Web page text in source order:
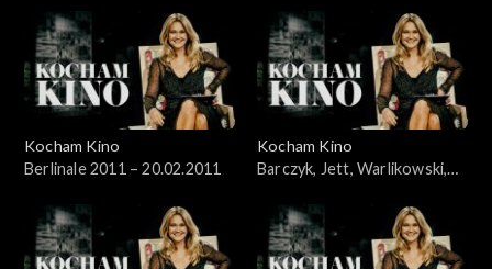
Kocham Kino
Berlinale 2011 – 20.02.2011
Kocham Kino
Barczyk, Jett, Warlikowski,